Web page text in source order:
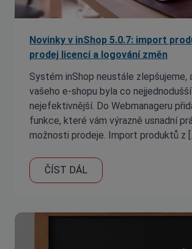
Novinky v inShop 5.0.7: import
prodej licencí a logování změn
Systém inShop neustále zlepšujeme,
vašeho e-shopu byla co
nejefektivnější. Do Webmanageru
funkce, které vám výrazně usnadní
možnosti prodeje. Import produktů z
ČÍST DÁL